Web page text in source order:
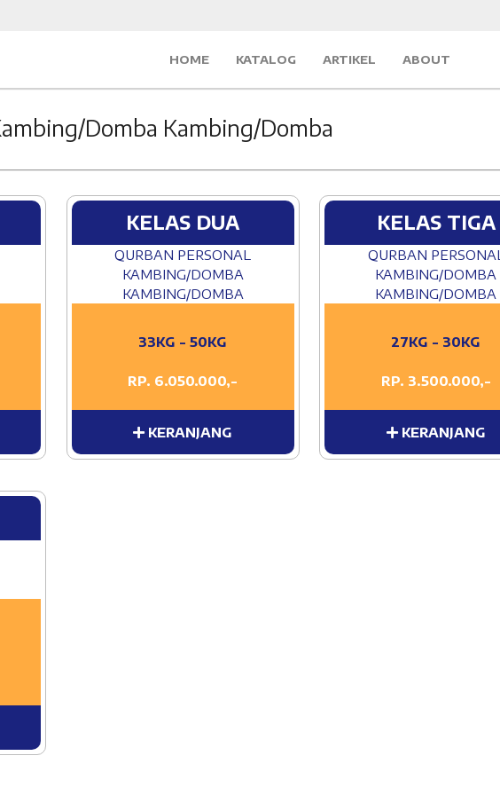
HOME KATALOG ARTIKEL ABOUT
Domba Kambing/Domba
KELAS DUA
QURBAN PERSONAL
KAMBING/DOMBA
KAMBING/DOMBA
33KG - 50KG
RP. 6.050.000,-
KERANJANG
KELAS TIGA
QURBAN PERSONAL
KAMBING/DOMBA
KAMBING/DOMBA
27KG - 30KG
RP. 3.500.000,-
KERANJANG